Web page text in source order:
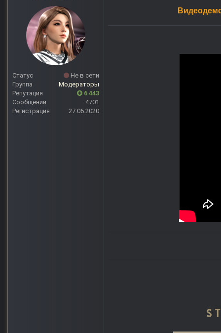
Статус
Не в сети
Группа
Модераторы
Репутация
6 443
Сообщений
4701
Регистрация
27.06.2020